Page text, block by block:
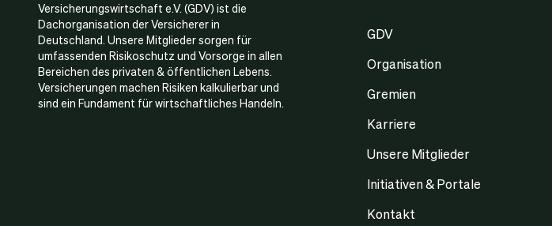
Versicherungswirtschaft e.V. (GDV) ist die
Dachorganisation der Versicherer in
Deutschland. Unsere Mitglieder sorgen für
umfassenden Risikoschutz und Vorsorge in allen
Bereichen des privaten & öffentlichen Lebens.
Versicherungen machen Risiken kalkulierbar und
sind ein Fundament für wirtschaftliches Handeln.
GDV
Organisation
Gremien
Karriere
Unsere Mitglieder
Initiativen & Portale
Kontakt